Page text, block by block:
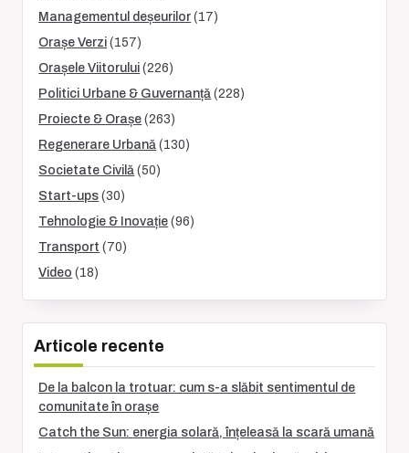
Managementul deșeurilor (17)
Orașe Verzi (157)
Orașele Viitorului (226)
Politici Urbane & Guvernanță (228)
Proiecte & Orașe (263)
Regenerare Urbană (130)
Societate Civilă (50)
Start-ups (30)
Tehnologie & Inovație (96)
Transport (70)
Video (18)
Articole recente
De la balcon la trotuar: cum s-a slăbit sentimentul de
comunitate în orașe
Catch the Sun: energia solară, înțeleasă la scară umană